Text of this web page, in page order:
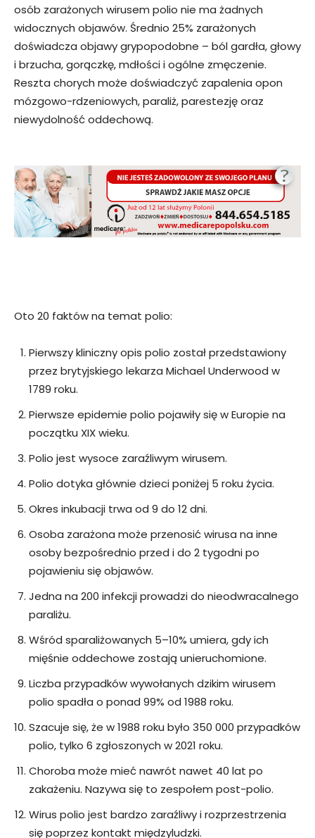
osób zarażonych wirusem polio nie ma żadnych
widocznych objawów. Średnio 25% zarażonych
doświadcza objawy grypopodobne – ból gardła, głowy
i brzucha, gorączkę, mdłości i ogólne zmęczenie.
Reszta chorych może doświadczyć zapalenia opon
mózgowo-rdzeniowych, paraliż, parestezję oraz
niewydolność oddechową.
Oto 20 faktów na temat polio:
Pierwszy kliniczny opis polio został przedstawiony
przez brytyjskiego lekarza Michael Underwood w
1789 roku.
Pierwsze epidemie polio pojawiły się w Europie na
początku XIX wieku.
Polio jest wysoce zaraźliwym wirusem.
Polio dotyka głównie dzieci poniżej 5 roku życia.
Okres inkubacji trwa od 9 do 12 dni.
Osoba zarażona może przenosić wirusa na inne
osoby bezpośrednio przed i do 2 tygodni po
pojawieniu się objawów.
Jedna na 200 infekcji prowadzi do nieodwracalnego
paraliżu.
Wśród sparaliżowanych 5–10% umiera, gdy ich
mięśnie oddechowe zostają unieruchomione.
Liczba przypadków wywołanych dzikim wirusem
polio spadła o ponad 99% od 1988 roku.
Szacuje się, że w 1988 roku było 350 000 przypadków
polio, tylko 6 zgłoszonych w 2021 roku.
Choroba może mieć nawrót nawet 40 lat po
zakażeniu. Nazywa się to zespołem post-polio.
Wirus polio jest bardzo zaraźliwy i rozprzestrzenia
się poprzez kontakt międzyludzki.